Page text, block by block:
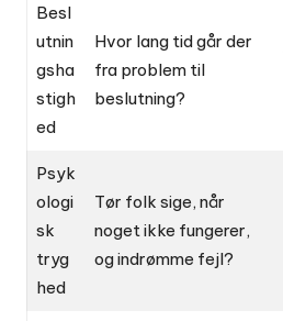
Besl
utnin
gsha
stigh
ed
Hvor lang tid går der
fra problem til
beslutning?
Psyk
ologi
sk
tryg
hed
Tør folk sige, når
noget ikke fungerer,
og indrømme fejl?